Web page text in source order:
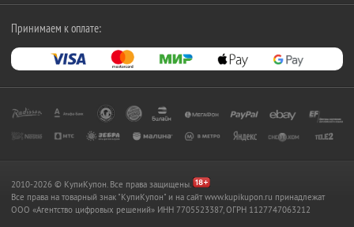
Принимаем к оплате:
2010-2026 © КупиКупон. Все права защищены.
Все права на товарный знак "КупиКупон" и на сайт www.kupikupon.ru принадлежат
OOO «Агентство цифровых решений» ИНН 7705523387, ОГРН 1127747063212